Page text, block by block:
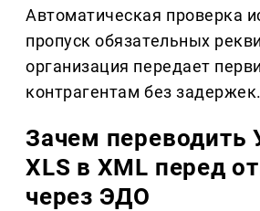
Автоматическая проверка
пропуск обязательных
организация передает
контрагентам без задержек.
Зачем переводить
XLS в XML перед
через ЭДО